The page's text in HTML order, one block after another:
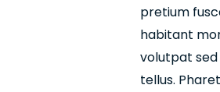
pretium
habitant
volutpat sed
tellus.